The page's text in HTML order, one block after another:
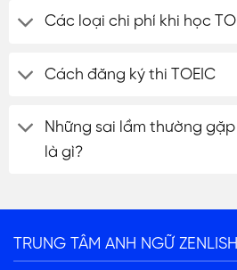
Các loại chi phí khi học
Cách đăng ký thi TOEIC
Những sai lầm thường gặp
là gì?
TRUNG TÂM ANH NGỮ ZENLISH